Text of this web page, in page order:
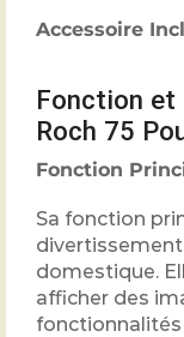
Accessoire
Fonction et
Roch 75
Fonction
Sa fonction
domestique.
afficher des
fonctionnalités